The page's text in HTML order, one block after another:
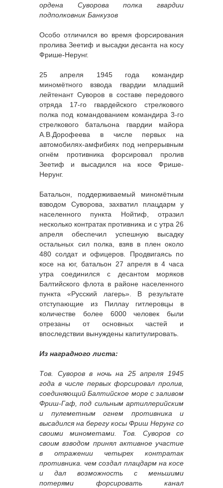
ордена Суворова полка гвардии
подполковник Банкузов
Особо отличился во время форсирования
пролива Зеетиф и высадки десанта на косу
Фрише-Нерунг.
25 апреля 1945 года командир
миномётного взвода гвардии младший
лейтенант Суворов в составе передового
отряда 17-го гвардейского стрелкового
полка под командованием командира 3-го
стрелкового батальона гвардии майора
А.В.Дорофеева в числе первых на
автомобилях-амфибиях под непрерывным
огнём противника форсировал пролив
Зеетиф и высадился на косе Фрише-
Нерунг.
Батальон, поддерживаемый миномётным
взводом Суворова, захватил плацдарм у
населенного пункта Нойтиф, отразил
несколько контратак противника и с утра 26
апреля обеспечил успешную высадку
остальных сил полка, взяв в плен около
480 солдат и офицеров. Продвигаясь по
косе на юг, батальон 27 апреля в 4 часа
утра соединился с десантом моряков
Балтийского флота в районе населенного
пункта «Русский лагерь». В результате
отступающие из Пиллау гитлеровцы в
количестве более 6000 человек были
отрезаны от основных частей и
впоследствии вынуждены капитулировать.
Из наградного листа:
Тов. Суворов в ночь на 25 апреля 1945
года в числе первых форсировал пролив,
соединяющий Балтийское море с заливом
Фриш-Гаф, под сильным артиллерийским
и пулеметным огнем противника и
высадился на берегу косы Фриш Нерунг со
своими минометами. Тов. Суворов со
своим взводом принял активное участие
в отражении четырех контратак
противника. чем создал плацдарм на косе
и дал возможность с меньшими
потерями форсировать канал